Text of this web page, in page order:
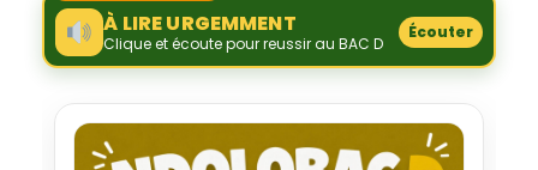
À LIRE URGEMMENT
Clique et écoute pour reussir au BAC D
Écouter